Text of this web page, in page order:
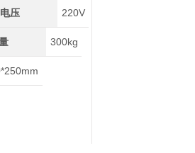
电压 220V
300kg